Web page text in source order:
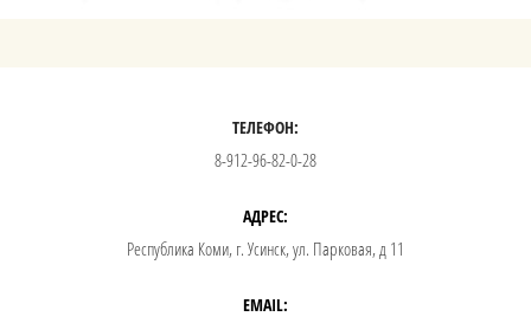
ТЕЛЕФОН:
8-912-96-82-0-28
АДРЕС:
Республика Коми, г. Усинск, ул. Парковая, д 11
EMAIL: